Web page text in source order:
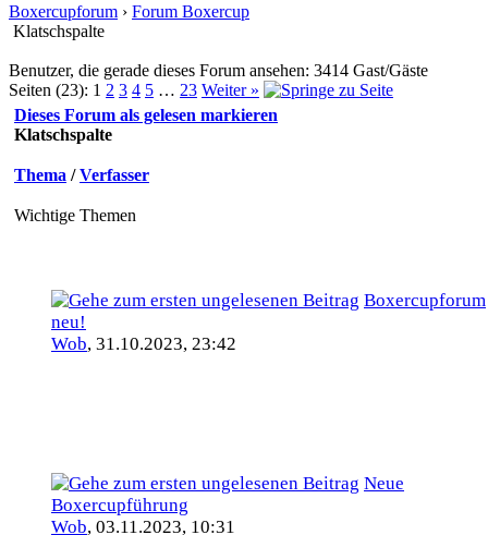
Boxercupforum › Forum Boxercup
Klatschspalte
Benutzer, die gerade dieses Forum ansehen: 3414 Gast/Gäste
Seiten (23): 1 2 3 4 5 … 23 Weiter »
Dieses Forum als gelesen markieren
Klatschspalte
Thema /Verfasser
Wichtige Themen
Boxercupforum
neu!
Wob, 31.10.2023, 23:42
Neue
Boxercupführung
Wob, 03.11.2023, 10:31